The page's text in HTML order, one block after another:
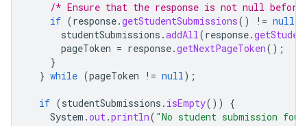
/* Ensure that the response is not null
if (response.getStudentSubmissions() != null
studentSubmissions .addAll(response.
pageToken = response.getNextPageToken();
}
} while (pageToken != null);
if (studentSubmissions . isEmpty())
{
System .out.println( "No student submission